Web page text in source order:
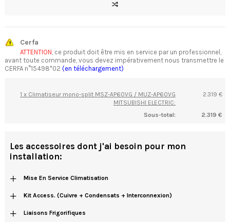
Cerfa
ATTENTION , ce produit doit être mis en service par un professionnel,
avant toute commande, vous devez impérativement nous transmettre le
CERFA n°15498*02 (en téléchargement)
1 x Climatiseur mono-split MSZ-AP60VG / MUZ-AP60VG
MITSUBISHI ELECTRIC:
2.319 €
Sous-total: 2.319 €
Les accessoires dont j'ai besoin pour mon
installation:
+ Mise En Service Climatisation
+ Kit Access. (cuivre + Condensats + Interconnexion)
+ Liaisons Frigorifiques